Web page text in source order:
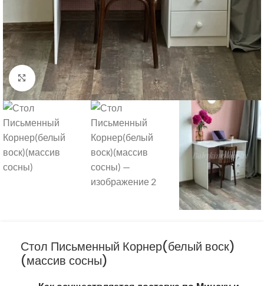
Нажмите, чтобы увеличить
Стол Письменный Корнер(белый воск)
(массив сосны)